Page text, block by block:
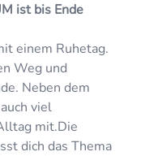
ist bis Ende
einem Ruhetag.
Weg und
Neben dem
viel
mit.Die
dich das Thema